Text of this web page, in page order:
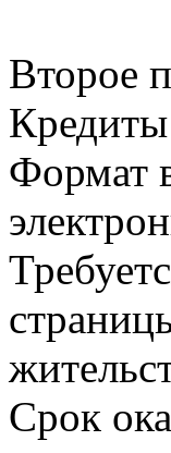
Второе
Формат
Срок